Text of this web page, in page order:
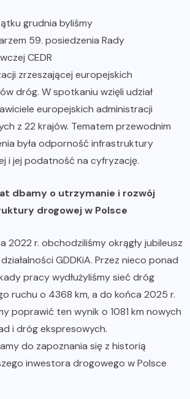
grudnia byliśmy
59. posiedzenia Rady
CEDR
zrzeszającej europejskich
dróg. W spotkaniu wzięli udział
europejskich administracji
z 22 krajów. Tematem przewodnim
była odporność infrastruktury
i jej podatność na cyfryzację.
dbamy o utrzymanie i rozwój
drogowej w Polsce
2022 r. obchodziliśmy okrągły jubileusz
GDDKiA. Przez nieco ponad
pracy wydłużyliśmy sieć dróg
ruchu o 4368 km, a do końca 2025 r.
poprawić ten wynik o 1081 km nowych
i dróg ekspresowych.
do zapoznania się z historią
inwestora drogowego w Polsce